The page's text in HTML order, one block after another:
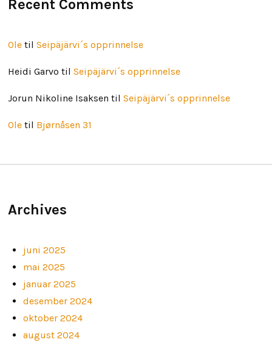
Recent Comments
Oletil Seipäjärvi´s opprinnelse
Heidi Garvo til Seipäjärvi´s opprinnelse
Jorun Nikoline Isaksen til Seipäjärvi´s opprinnelse
Oletil Bjørnåsen 31
Archives
juni 2025
mai 2025
januar 2025
desember 2024
oktober 2024
august 2024